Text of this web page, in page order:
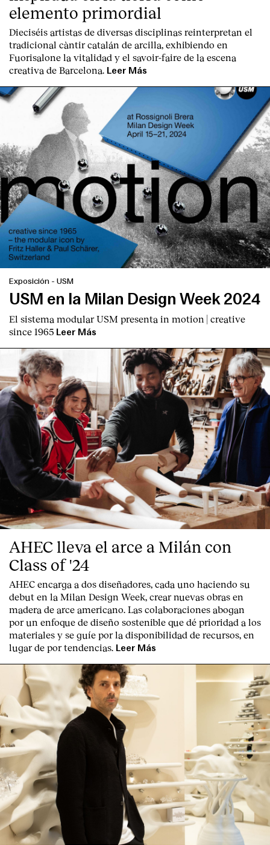
Contacto
elemento primordial
Dieciséis artistas de diversas disciplinas reinterpretan el
tradicional càntir catalán de arcilla, exhibiendo en
Fuorisalone la vitalidad y el savoir-faire de la escena
creativa de Barcelona. Leer Más
Exposición - USM
USM en la Milan Design Week 2024
El sistema modular USM presenta in motion | creative
since 1965 Leer Más
AHEC lleva el arce a Milán con
Class of '24
AHEC encarga a dos diseñadores, cada uno haciendo su
debut en la Milan Design Week, crear nuevas obras en
madera de arce americano. Las colaboraciones abogan
por un enfoque de diseño sostenible que dé prioridad a los
materiales y se guíe por la disponibilidad de recursos, en
lugar de por tendencias. Leer Más